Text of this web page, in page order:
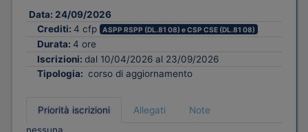
Data: 24/09/2026
Crediti: 4 cfp ASPP RSPP (DL.81 08) e CSP CSE (DL.81 08)
Durata: 4 ore
Iscrizioni: dal 10/04/2026 al 23/09/2026
Tipologia: corso di aggiornamento
Priorità iscrizioni Allegati
Note